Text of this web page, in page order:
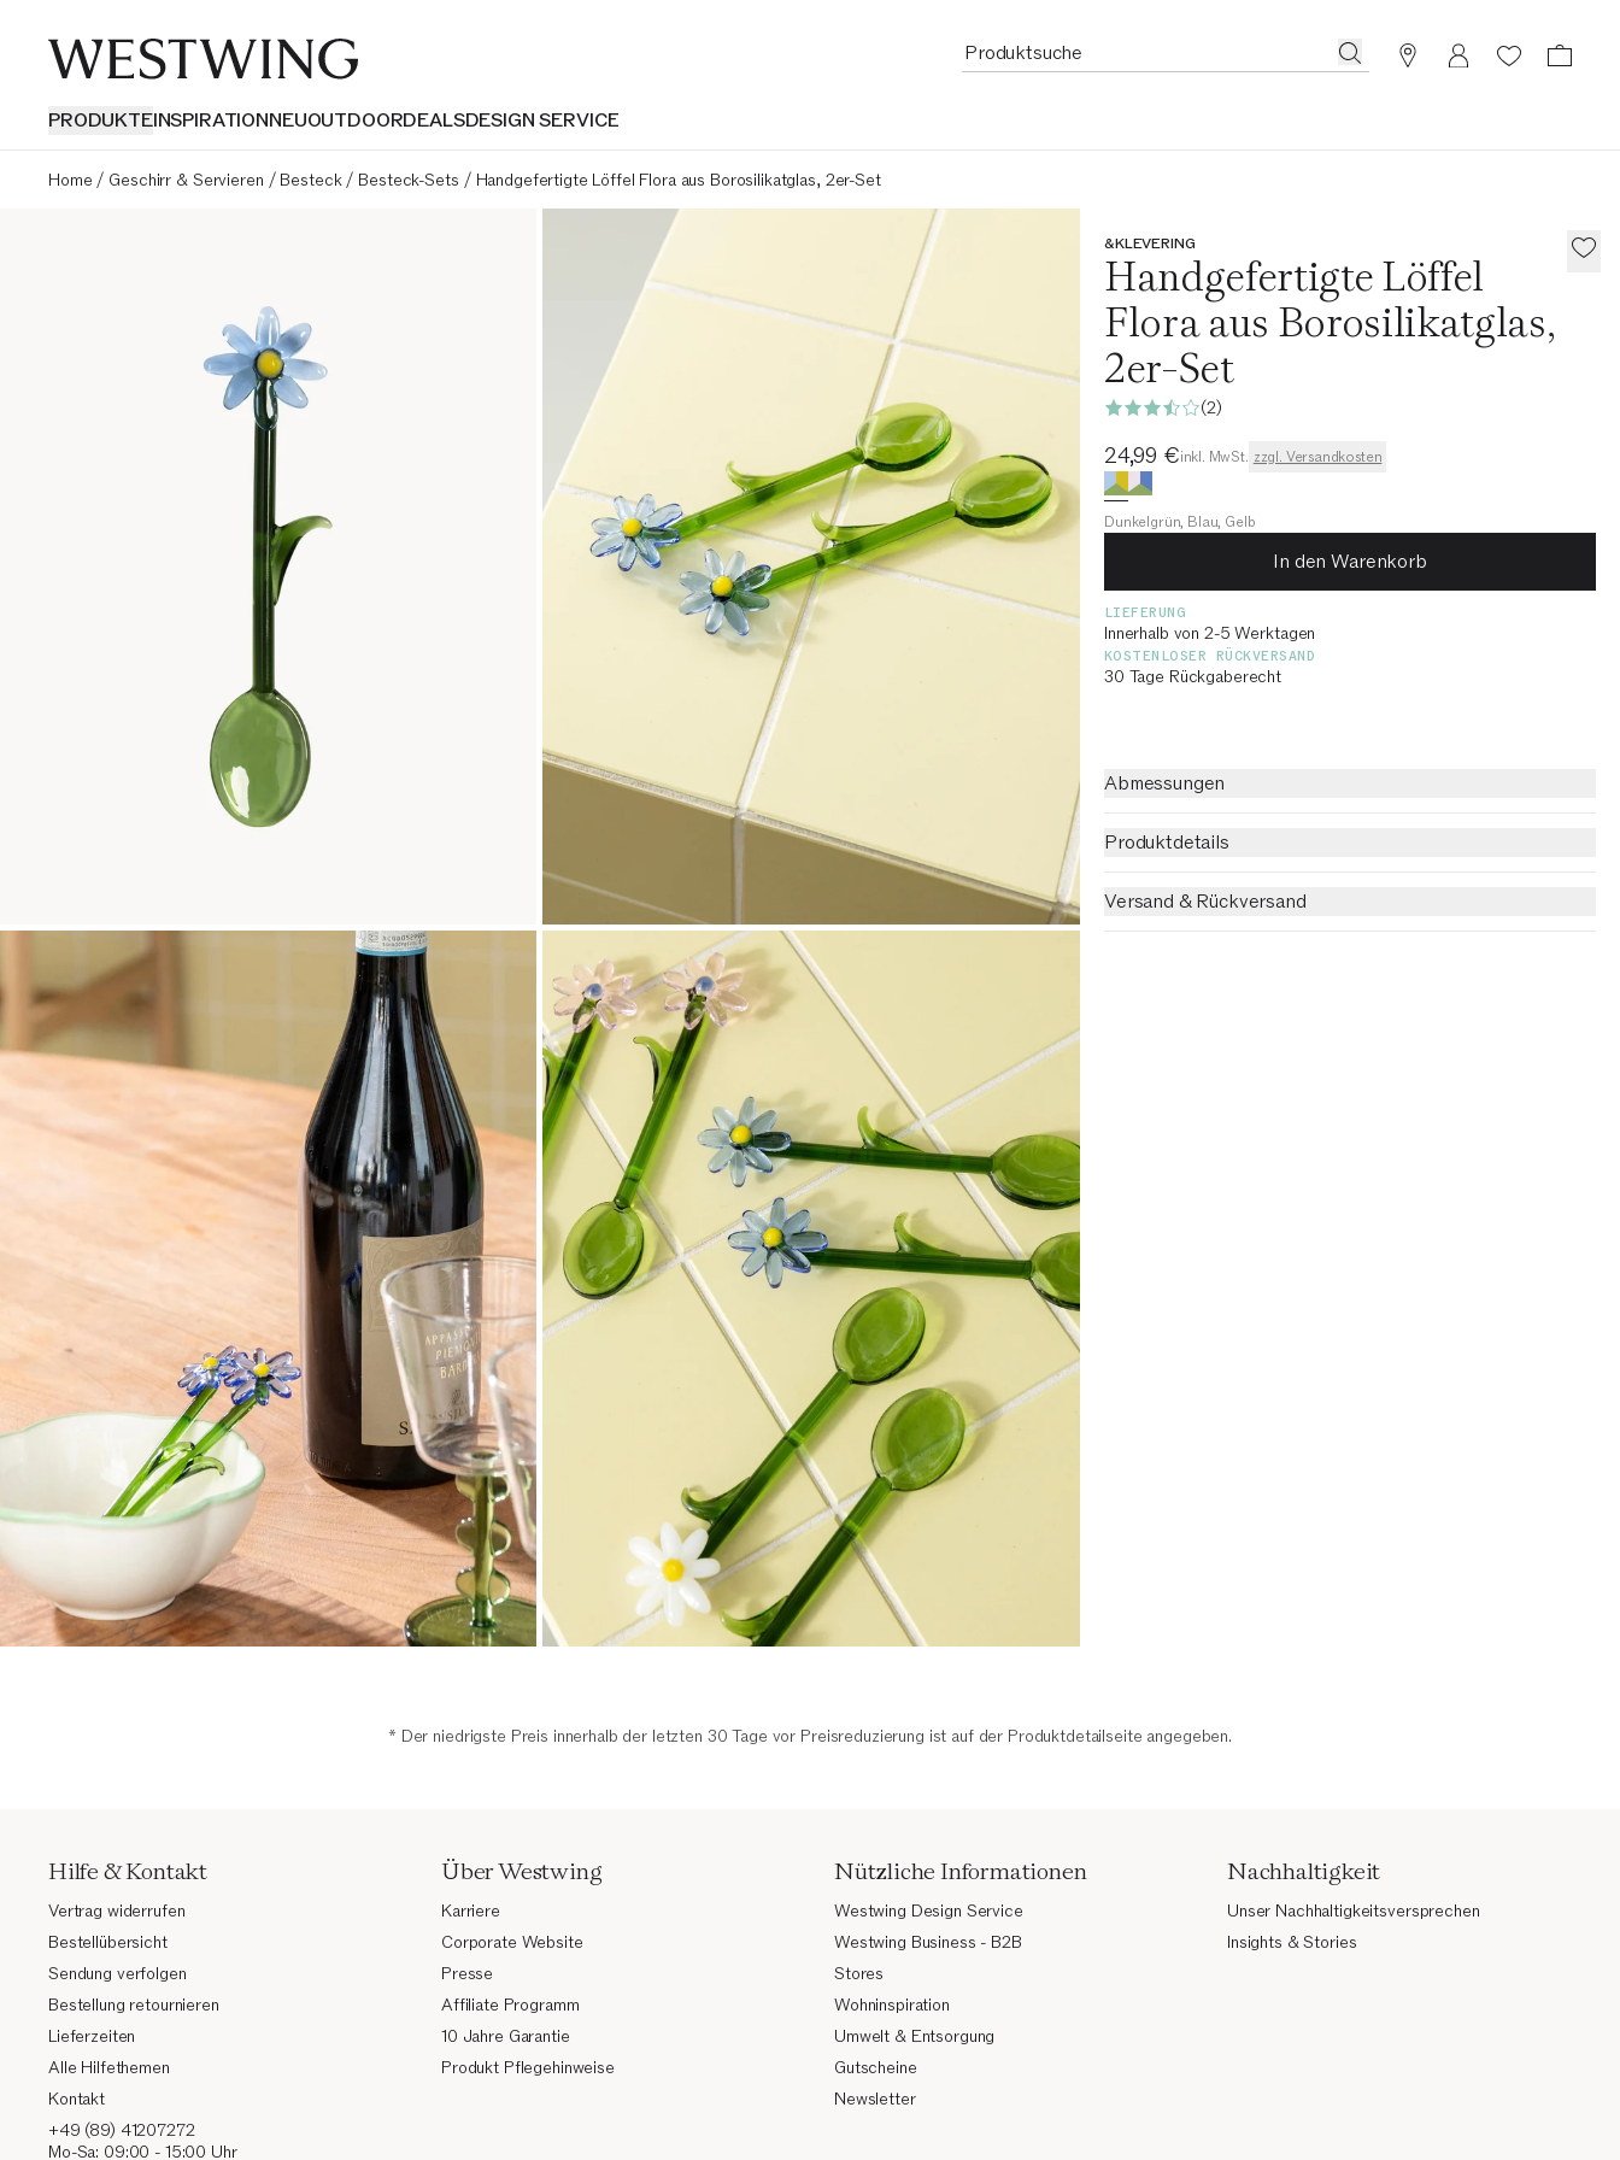
PRODUKTEINSPIRATIONNEUOUTDOORDEALSDESIGN SERVICE
Home / Geschirr & Servieren / Besteck / Besteck-Sets / Handgefertigte Löffel Flora aus Borosilikatglas, 2er-Set
&KLEVERING
Handgefertigte Löffel
Flora aus Borosilikatglas,
2er-Set
(2)
Aktueller Preis
24,99 €inkl. MwSt. zzgl. Versandkosten
Dunkelgrün, Blau, Gelb
In den Warenkorb
LIEFERUNG
Innerhalb von 2-5 Werktagen
KOSTENLOSER RÜCKVERSAND
30 Tage Rückgaberecht
Abmessungen
Produktdetails
Versand & Rückversand
* Der niedrigste Preis innerhalb der letzten 30 Tage vor Preisreduzierung ist auf der Produktdetailseite angegeben.
Hilfe & Kontakt
Vertrag widerrufen
Bestellübersicht
Sendung verfolgen
Bestellung retournieren
Lieferzeiten
Alle Hilfethemen
Kontakt
+49 (89) 41207272
Mo-Sa: 09:00 - 15:00 Uhr
Über Westwing
Karriere
Corporate Website
Presse
Affiliate Programm
10 Jahre Garantie
Produkt Pflegehinweise
Nützliche Informationen
Westwing Design Service
Westwing Business - B2B
Stores
Wohninspiration
Umwelt & Entsorgung
Gutscheine
Newsletter
Nachhaltigkeit
Unser Nachhaltigkeitsversprechen
Insights & Stories